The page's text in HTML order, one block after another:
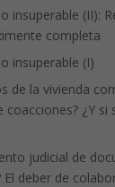
insuperable (II):
completa
insuperable (I)
de la vivienda
¿Y si
judicial de
deber de